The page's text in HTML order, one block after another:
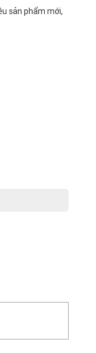
sản phẩm mới,